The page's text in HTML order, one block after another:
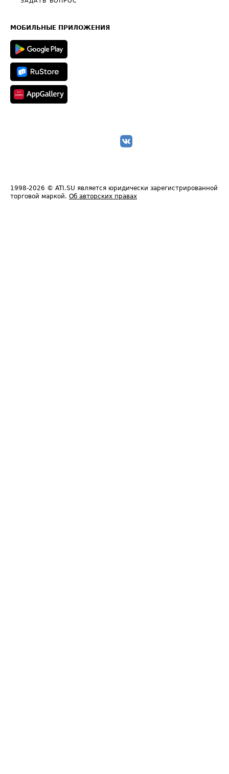
Техническая информация
МОБИЛЬНЫЕ ПРИЛОЖЕНИЯ
1998-2026 © ATI.SU является юридически зарегистрированной
торговой маркой. Об авторских правах